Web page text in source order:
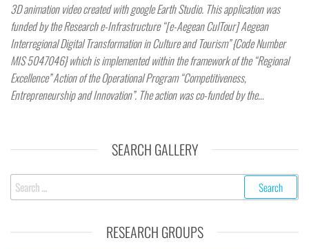
3D animation video created with google Earth Studio. This application was
funded by the Research e-Infrastructure “[e-Aegean CulTour] Aegean
Interregional Digital Transformation in Culture and Tourism” {Code Number
MIS 5047046} which is implemented within the framework of the “Regional
Excellence” Action of the Operational Program “Competitiveness,
Entrepreneurship and Innovation”. The action was co-funded by the…
SEARCH GALLERY
RESEARCH GROUPS